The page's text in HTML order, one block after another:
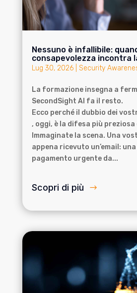
Nessuno è infallibile:
consapevolezza incontra
Lug 30, 2026| Security
La formazione insegna a
SecondSight AI fa il resto.
Ecco perché il dubbio dei
, oggi, è la difesa più preziosa
Immaginate la scena. Una
appena ricevuto un’email:
pagamento urgente da...
Scopri di più